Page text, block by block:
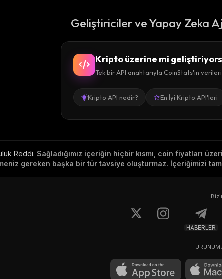
Geliştiriciler ve Yapay Zeka
Kripto üzerine mi
Tek bir API anahtarıyla CoinStats'in
Kripto API nedir? En İyi Kripto API'leri
Reddi. Sağladığımız içeriğin hiçbir kısmı, coin fiyatları
gereken başka bir tür tavsiye oluşturmaz. İçeriğimizi
HABERLER